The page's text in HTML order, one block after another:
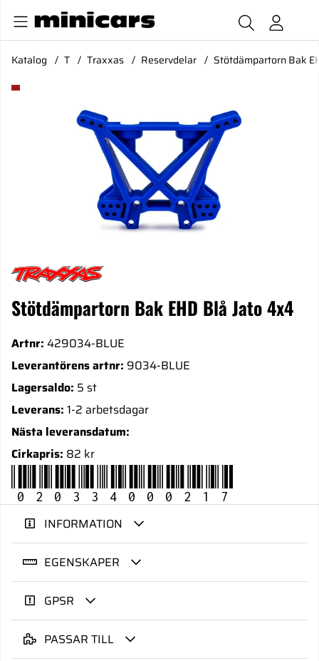
Katalog T Traxxas Reservdelar Stötdämpartorn Bak
Produktbilder Stötdämpartorn Bak EHD Blå Jato 4x4
Stötdämpartorn Bak EHD Blå Jato 4x4
Artnr: 429034-BLUE
Leverantörens artnr: 9034-BLUE
Lagersaldo: 5 st
Leverans: 1-2 arbetsdagar
Nästa leveransdatum:
Cirkapris: 82 kr
020334000217
INFORMATION
EGENSKAPER
GPSR
PASSAR TILL